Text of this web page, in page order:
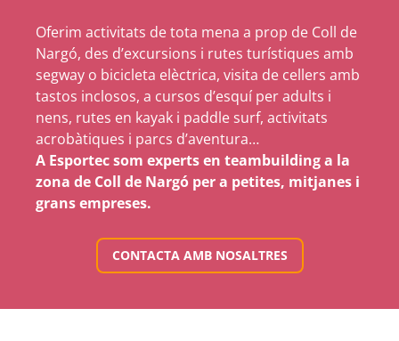
Oferim activitats de tota mena a prop de Coll de
Nargó, des d’excursions i rutes turístiques amb
segway o bicicleta elèctrica, visita de cellers amb
tastos inclosos, a cursos d’esquí per adults i
nens, rutes en kayak i paddle surf, activitats
acrobàtiques i parcs d’aventura…
A Esportec som experts en teambuilding a la
zona de Coll de Nargó per a petites, mitjanes i
grans empreses.
CONTACTA AMB NOSALTRES